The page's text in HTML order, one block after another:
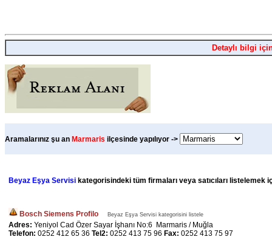
Detaylı bilgi
Aramalarınız şu an Marmaris ilçesinde yapılıyor ->
Beyaz Eşya Servisi kategorisindeki tüm firmaları veya satıcıları listelemek
Bosch Siemens Profilo Beyaz Eşya Servisi kategorisini listele
Adres: Yeniyol Cad Özer Sayar İşhanı No:6 Marmaris / Muğla
Telefon: 0252 412 65 36 Tel2: 0252 413 75 96 Fax: 0252 413 75 97